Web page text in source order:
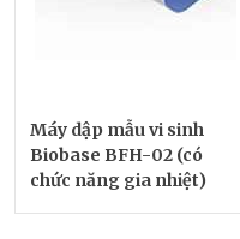
Máy dập mẫu vi sinh
Biobase BFH-02 (có
chức năng gia nhiệt)